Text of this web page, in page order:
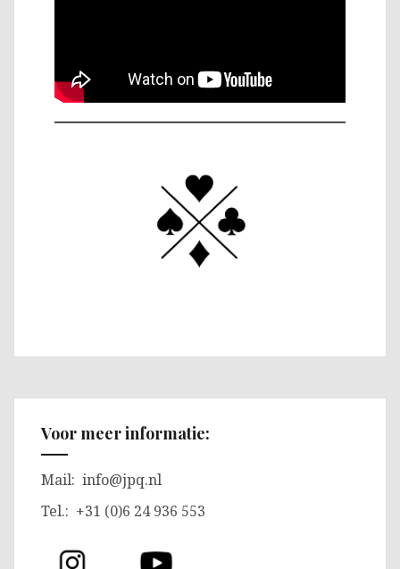
Voor meer informatie:
Mail: info@jpq.nl
Tel.: +31 (0)6 24 936 553